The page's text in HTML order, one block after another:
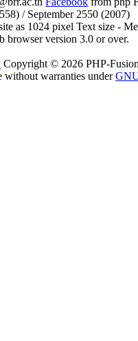
/ September 2550 (2007)
as 1024 pixel Text size -
browser version 3.0 or over.
Copyright © 2026 PHP-
without warranties under